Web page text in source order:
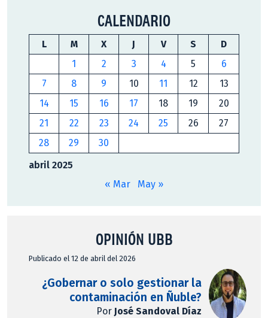
CALENDARIO
abril 2025
L M X J V S
D
1
2 3 4 5
6
7
8 9 10 11 12
13
14
15 16 17 18 19
20
21
22 23 24 25 26
27
28
29 30
« Mar May »
OPINIÓN UBB
Publicado el 12 de abril del 2026
¿Gobernar o solo gestionar la
contaminación en Ñuble?
Por José Sandoval Díaz